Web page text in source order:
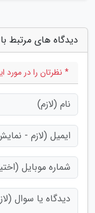
دیدگاه های مرتبط
* نظرتان را در مورد